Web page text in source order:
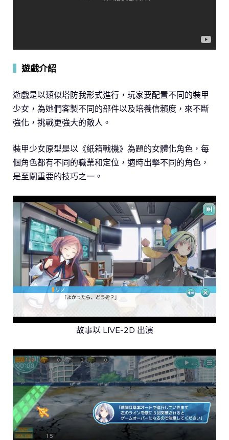
遊戲介紹
遊戲是以類似塔防我形式進行，玩家要配置不同的裝甲
少女，為她們客製不同的部件以及培養信賴度，來不斷
強化，挑戰更強大的敵人。
裝甲少女原型是以《紙箱戰機》為題的女體化角色，每
個角色都有不同的職業和定位，適時出擊不同的角色，
是至關重要的技巧之一。
故事以 LIVE-2D 出演